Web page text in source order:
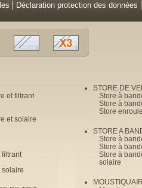
Déclaration protection des données
et filtrant
et solaire
filtrant
solaire
STORE DE
Store à
Store à
Store
STORE A
Store à
Store à
Store à
solaire